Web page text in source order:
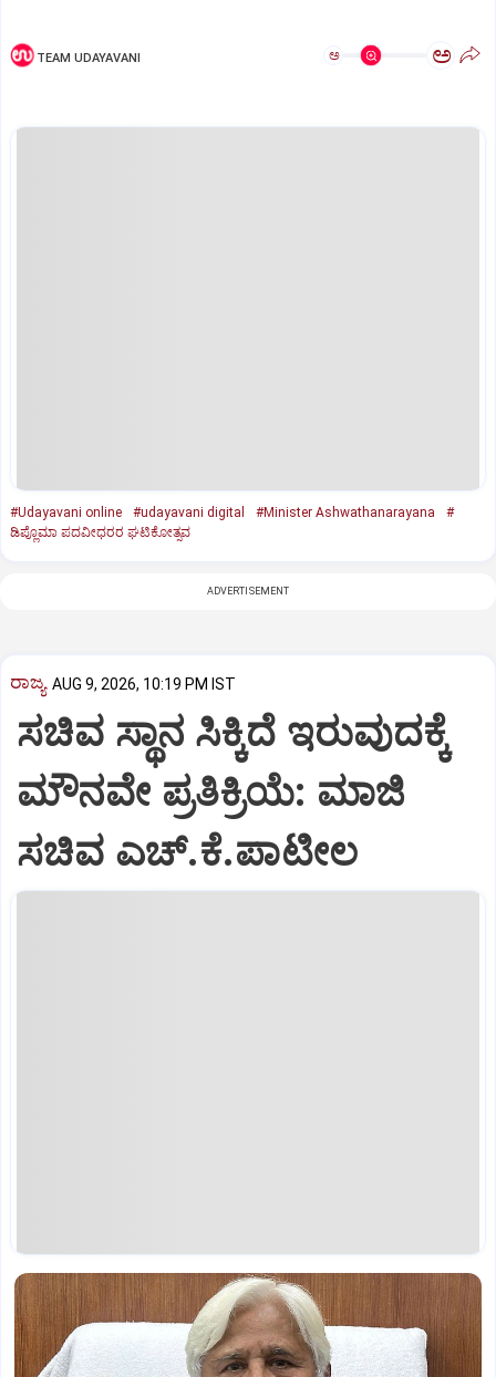
TEAM UDAYAVANI ಅ ಅ
#Udayavani online #udayavani digital #Minister Ashwathanarayana
#
ಡಿಪ್ಲೊಮಾ ಪದವೀಧರರ ಘಟಿಕೋತ್ಸವ
ADVERTISEMENT
ರಾಜ್ಯ AUG 9, 2026, 10:19 PM IST
ಸಚಿವ ಸ್ಥಾನ ಸಿಕ್ಕಿದೆ ಇರುವುದಕ್ಕೆ
ಮೌನವೇ ಪ್ರತಿಕ್ರಿಯೆ: ಮಾಜಿ
ಸಚಿವ ಎಚ್.ಕೆ.ಪಾಟೀಲ